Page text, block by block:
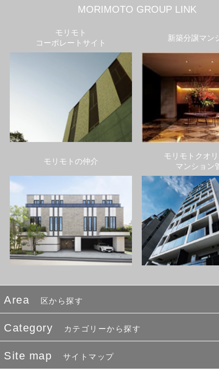
MORIMOTO GROUP LINK
モリモト
コーポレートサイト
新築分譲マン
モリモトの仲介
モリモトクオ
マンション
Area 区から探す
Category カテゴリーから探す
Site map サイトマップ